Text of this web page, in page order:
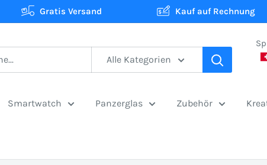
Gratis Versand Kauf auf Rechnung
Alle Kategorien
Smartwatch Panzerglas Zubehör